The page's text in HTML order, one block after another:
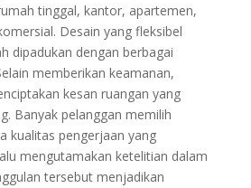
tinggal, kantor, apartemen,
Desain yang fleksibel
dipadukan dengan berbagai
memberikan keamanan,
kesan ruangan yang
Banyak pelanggan memilih
kualitas pengerjaan yang
mengutamakan ketelitian dalam
tersebut menjadikan